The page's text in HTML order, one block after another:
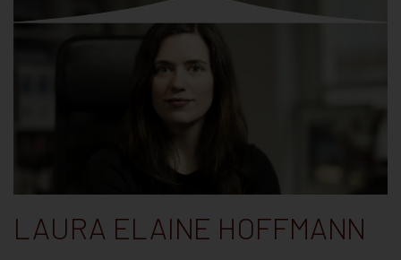
LAURA ELAINE HOFFMANN